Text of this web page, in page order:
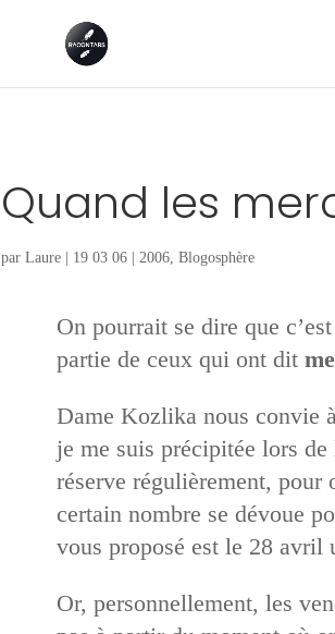
Quand les
parLaure | 19 03 06 | 2006 ,Blogosphère
On pourrait se dire que
partie de ceux qui ont dit
Dame Kozlika nous convie
je me suis précipitée lors
réserve régulièrement, pour
certain nombre se dévoue
vous proposé est le 28 avril
Or, personnellement, les